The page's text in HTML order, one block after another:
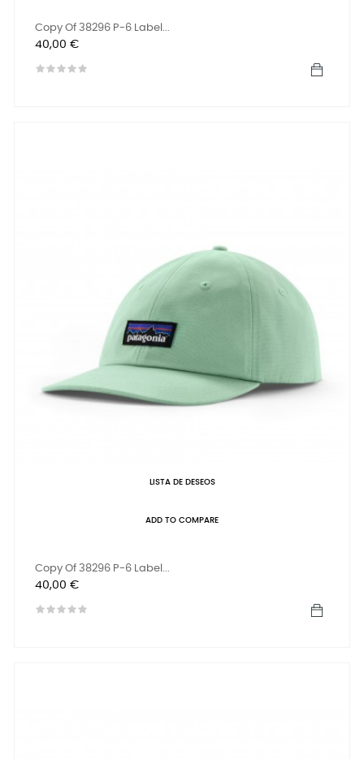
Copy Of 38296 P-6 Label...
Precio
40,00 €
LISTA DE DESEOS
ADD TO COMPARE
Copy Of 38296 P-6 Label...
Precio
40,00 €